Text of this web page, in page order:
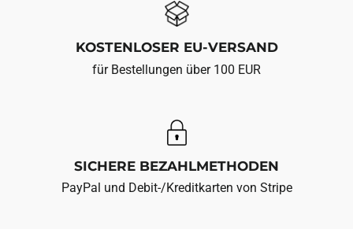
KOSTENLOSER EU-VERSAND
für Bestellungen über 100 EUR
SICHERE BEZAHLMETHODEN
PayPal und Debit-/Kreditkarten von Stripe